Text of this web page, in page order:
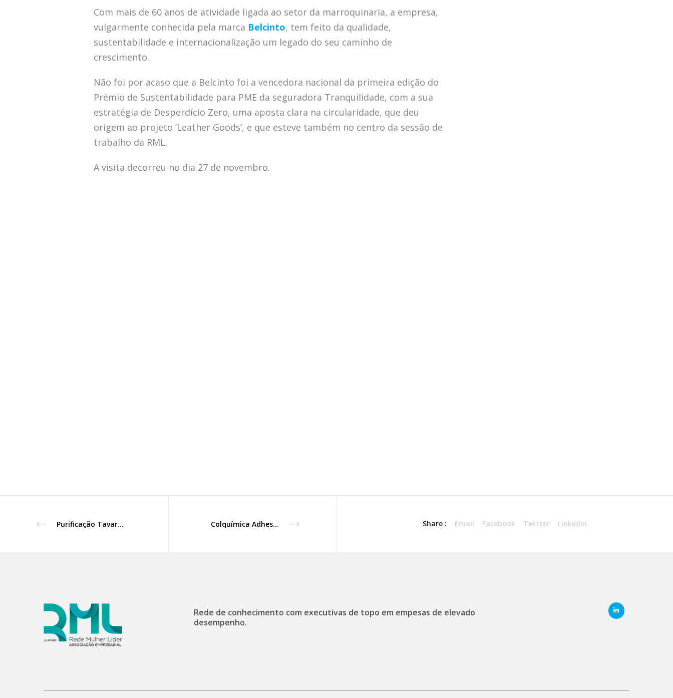
Com mais de 60 anos de atividade ligada ao setor da marroquinaria, a empresa,
vulgarmente conhecida pela marca Belcinto, tem feito da qualidade,
sustentabilidade e internacionalização um legado do seu caminho de
crescimento.
Não foi por acaso que a Belcinto foi a vencedora nacional da primeira edição do
Prémio de Sustentabilidade para PME da seguradora Tranquilidade, com a sua
estratégia de Desperdício Zero, uma aposta clara na circularidade, que deu
origem ao projeto ‘Leather Goods’, e que esteve também no centro da sessão de
trabalho da RML.
A visita decorreu no dia 27 de novembro.
Purificação Tavares integra o grupo das Executivas do Ano 2024 Colquímica Adhesives vence 1.º Prémio Inovação na Internacionalização 2024 Share : Email Facebook Twitter Linkedin
Rede de conhecimento com executivas de topo em empesas de elevado
desempenho.